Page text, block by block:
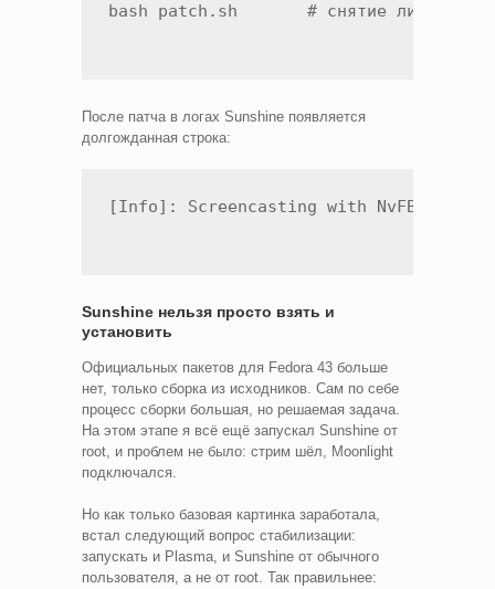
После патча в логах Sunshine появляется
долгожданная строка:
Sunshine нельзя просто взять и
установить
Официальных пакетов для Fedora 43 больше
нет, только сборка из исходников. Сам по себе
процесс сборки большая, но решаемая задача.
На этом этапе я всё ещё запускал Sunshine от
root, и проблем не было: стрим шёл, Moonlight
подключался.
Но как только базовая картинка заработала,
встал следующий вопрос стабилизации:
запускать и Plasma, и Sunshine от обычного
пользователя, а не от root. Так правильнее: